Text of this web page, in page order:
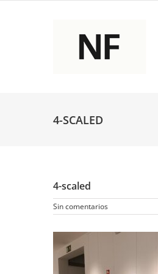
4-SCALED
4-scaled
Sin comentarios